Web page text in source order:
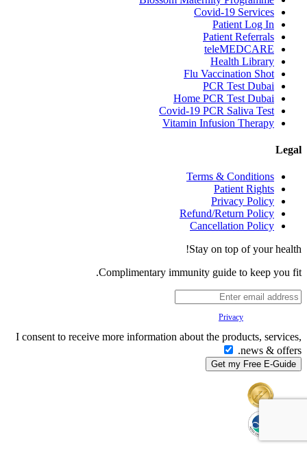
Covid-19 Services
Patient Log In
Patient Referrals
teleMEDCARE
Health Library
Flu Vaccination Shot
PCR Test Dubai
Home PCR Test Dubai
Covid-19 PCR Saliva Test
Vitamin Infusion Therapy
Legal
Terms & Conditions
Patient Rights
Privacy Policy
Refund/Return Policy
Cancellation Policy
Stay on top of your health!
Complimentary immunity guide to keep you fit.
Privacy
I consent to receive more information about the products, services,
news & offers.